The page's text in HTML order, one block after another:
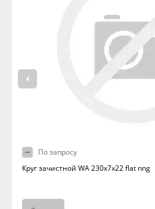
По запросу
Круг зачистной WА 230х7х22 flat nng